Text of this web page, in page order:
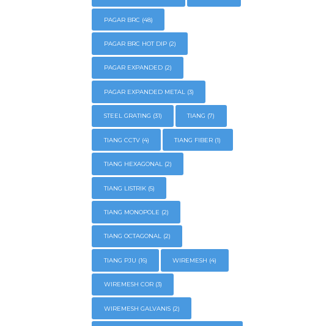
PAGAR BRC (48)
PAGAR BRC HOT DIP(2)
PAGAR EXPANDED(2)
PAGAR EXPANDED METAL (3)
STEEL GRATING (31) TIANG (7)
TIANG CCTV(4) TIANG FIBER (1)
TIANG HEXAGONAL (2)
TIANG LISTRIK(5)
TIANG MONOPOLE (2)
TIANG OCTAGONAL(2)
TIANG PJU (16) WIREMESH (4)
WIREMESH COR(3)
WIREMESH GALVANIS(2)